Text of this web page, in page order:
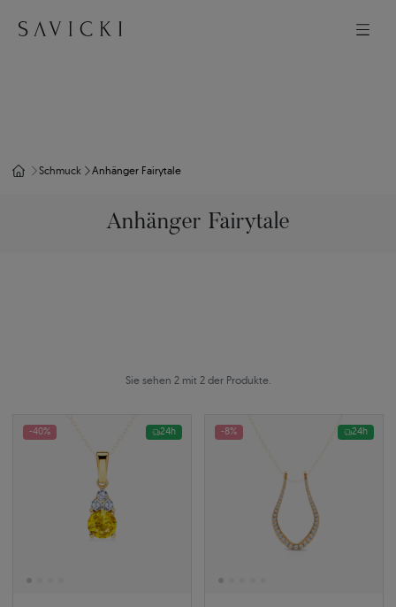
Schmuck Anhänger Fairytale
Anhänger Fairytale
Sie sehen 2 mit 2 der Produkte.
-40% 24h -8% 24h